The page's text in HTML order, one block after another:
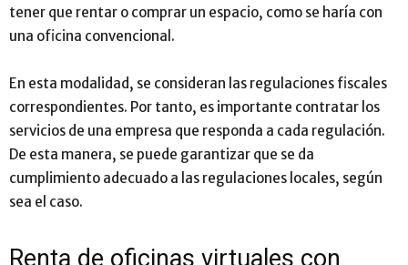
tener que rentar o comprar un espacio, como se haría con
una oficina convencional.
En esta modalidad, se consideran las regulaciones fiscales
correspondientes. Por tanto, es importante contratar los
servicios de una empresa que responda a cada regulación.
De esta manera, se puede garantizar que se da
cumplimiento adecuado a las regulaciones locales, según
sea el caso.
Renta de oficinas virtuales con